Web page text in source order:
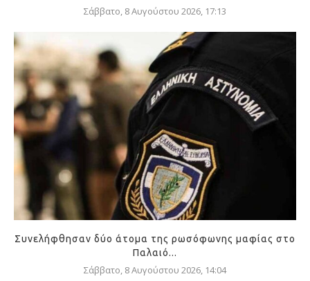
Σάββατο, 8 Αυγούστου 2026, 17:13
Συνελήφθησαν δύο άτομα της ρωσόφωνης μαφίας στο
Παλαιό...
Σάββατο, 8 Αυγούστου 2026, 14:04